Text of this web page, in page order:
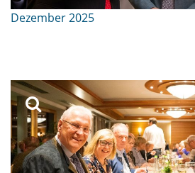
Dezember 2025